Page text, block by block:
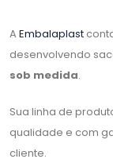
A Embalaplast
desenvolvendo
sob medida.
Sua linha de
qualidade e com
cliente.